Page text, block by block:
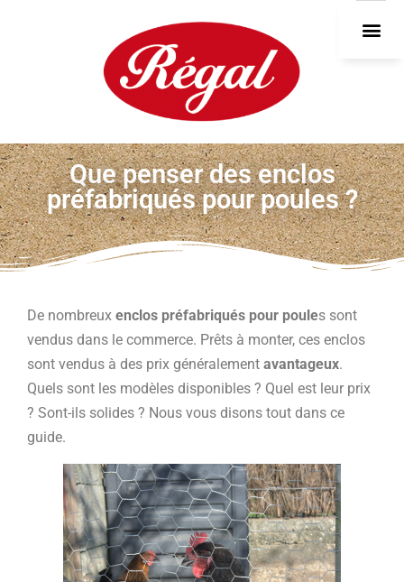
Que penser des enclos
préfabriqués pour poules ?
De nombreux enclos préfabriqués pour poules sont
vendus dans le commerce. Prêts à monter, ces enclos
sont vendus à des prix généralement avantageux.
Quels sont les modèles disponibles ? Quel est leur prix
? Sont-ils solides ? Nous vous disons tout dans ce
guide.